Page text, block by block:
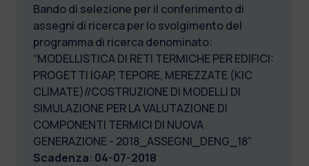
Bando di selezione per il conferimento di
assegni di ricerca per lo svolgimento del
programma di ricerca denominato:
“MODELLISTICA DI RETI TERMICHE PER EDIFICI:
PROGETTI IGAP, TEPORE, MEREZZATE (KIC
CLIMATE)//COSTRUZIONE DI MODELLI DI
SIMULAZIONE PER LA VALUTAZIONE DI
COMPONENTI TERMICI DI NUOVA
GENERAZIONE - 2018_ASSEGNI_DENG_18”
Scadenza: 04-07-2018